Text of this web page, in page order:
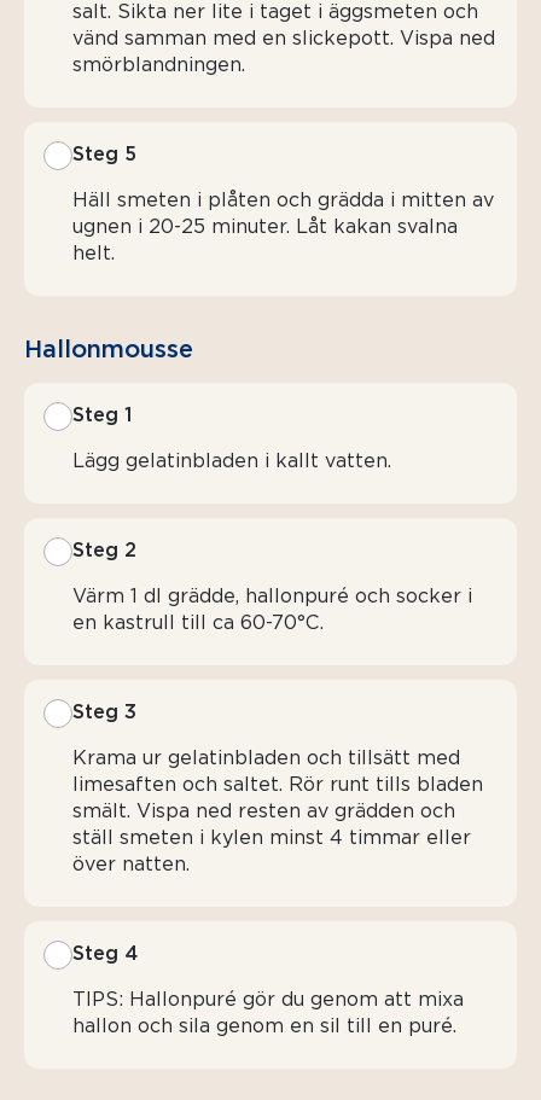
salt. Sikta ner lite i taget i äggsmeten och
vänd samman med en slickepott. Vispa ned
smörblandningen.
Steg 5
Häll smeten i plåten och grädda i mitten av
ugnen i 20-25 minuter. Låt kakan svalna
helt.
Hallonmousse
Steg 1
Lägg gelatinbladen i kallt vatten.
Steg 2
Värm 1 dl grädde, hallonpuré och socker i
en kastrull till ca 60-70°C.
Steg 3
Krama ur gelatinbladen och tillsätt med
limesaften och saltet. Rör runt tills bladen
smält. Vispa ned resten av grädden och
ställ smeten i kylen minst 4 timmar eller
över natten.
Steg 4
TIPS: Hallonpuré gör du genom att mixa
hallon och sila genom en sil till en puré.